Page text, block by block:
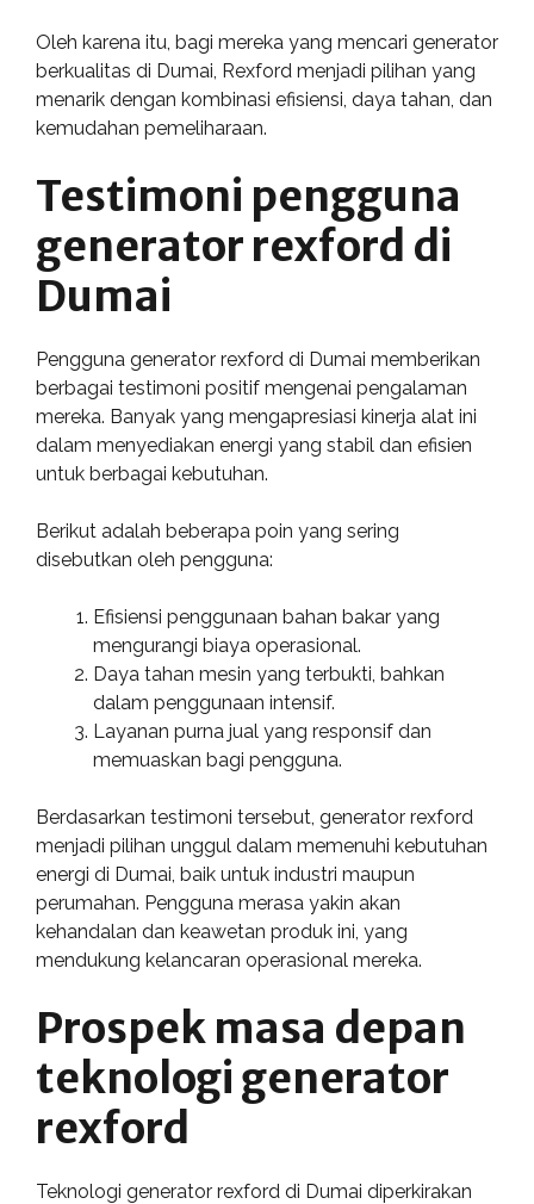
Oleh karena itu, bagi mereka yang mencari generator
berkualitas di Dumai, Rexford menjadi pilihan yang
menarik dengan kombinasi efisiensi, daya tahan, dan
kemudahan pemeliharaan.
Testimoni pengguna
generator rexford di
Dumai
Pengguna generator rexford di Dumai memberikan
berbagai testimoni positif mengenai pengalaman
mereka. Banyak yang mengapresiasi kinerja alat ini
dalam menyediakan energi yang stabil dan efisien
untuk berbagai kebutuhan.
Berikut adalah beberapa poin yang sering
disebutkan oleh pengguna:
Efisiensi penggunaan bahan bakar yang
mengurangi biaya operasional.
Daya tahan mesin yang terbukti, bahkan
dalam penggunaan intensif.
Layanan purna jual yang responsif dan
memuaskan bagi pengguna.
Berdasarkan testimoni tersebut, generator rexford
menjadi pilihan unggul dalam memenuhi kebutuhan
energi di Dumai, baik untuk industri maupun
perumahan. Pengguna merasa yakin akan
kehandalan dan keawetan produk ini, yang
mendukung kelancaran operasional mereka.
Prospek masa depan
teknologi generator
rexford
Teknologi generator rexford di Dumai diperkirakan